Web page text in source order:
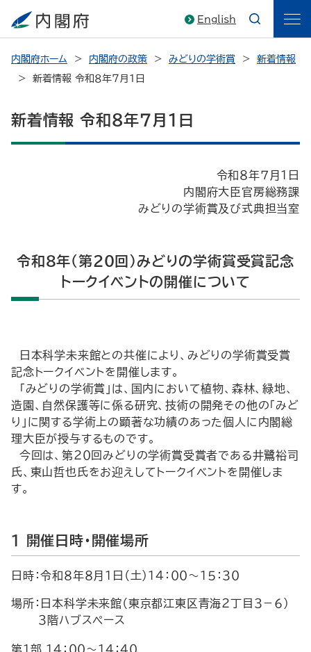
English
内閣府ホーム 内閣府の政策 みどりの学術賞
新着情報
新着情報 令和８年７月１日
新着情報 令和８年７月１日
令和８年７月１日
内閣府大臣官房総務課
みどりの学術賞及び式典担当室
令和８年（第２０回）みどりの学術賞受賞記念
トークイベントの開催について
日本科学未来館との共催により、みどりの学術賞受賞
記念トークイベントを開催します。
「みどりの学術賞」は、国内において植物、森林、緑地、
造園、自然保護等に係る研究、技術の開発その他の「みど
り」に関する学術上の顕著な功績のあった個人に内閣総
理大臣が授与するものです。
今回は、第２０回みどりの学術賞受賞者である井鷺裕司
氏、東山哲也氏をお迎えしてトークイベントを開催しま
す。
１ 開催日時・開催場所
日時：令和８年８月１日（土）１４：００～１５：３０
場所：日本科学未来館（東京都江東区青海２丁目３－６）
３階ハブスペース
第１部 １４：００～１４：４０